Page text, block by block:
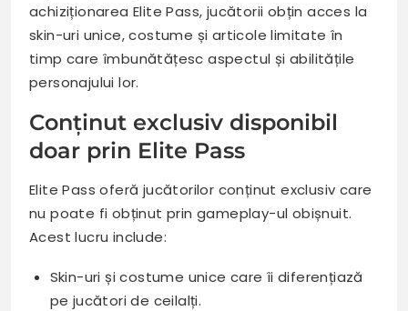
achiziționarea Elite Pass, jucătorii obțin acces la
skin-uri unice, costume și articole limitate în
timp care îmbunătățesc aspectul și abilitățile
personajului lor.
Conținut exclusiv disponibil
doar prin Elite Pass
Elite Pass oferă jucătorilor conținut exclusiv care
nu poate fi obținut prin gameplay-ul obișnuit.
Acest lucru include:
Skin-uri și costume unice care îi diferențiază
pe jucători de ceilalți.